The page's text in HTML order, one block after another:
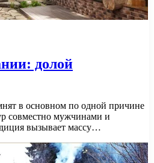
долой
в основном по одной причине
совместно мужчинами и
вызывает массу…